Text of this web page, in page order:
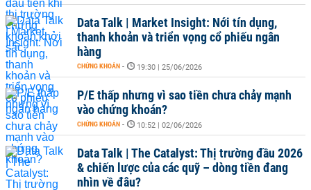
Data Talk | Market Insight: Nới tín dụng,
thanh khoản và triển vọng cổ phiếu ngân
hàng
CHỨNG KHOÁN - 19:30 | 25/06/2026
P/E thấp nhưng vì sao tiền chưa chảy mạnh
vào chứng khoán?
CHỨNG KHOÁN - 10:52 | 02/06/2026
Data Talk | The Catalyst: Thị trường đầu 2026
& chiến lược của các quỹ – dòng tiền đang
nhìn về đâu?